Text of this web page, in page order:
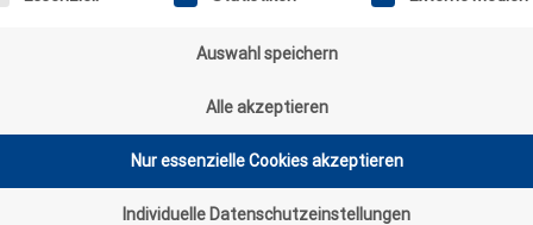
Namen, neue Leute – Unsere neue
17. April 2024
Auswahl speichern
Alle akzeptieren
Nur essenzielle Cookies akzeptieren
Individuelle Datenschutzeinstellungen